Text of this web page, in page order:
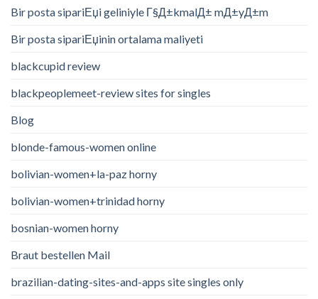
Bir posta sipariЕџi geliniyle Г§Д±kmalД± mД±yД±m
Bir posta sipariЕџinin ortalama maliyeti
blackcupid review
blackpeoplemeet-review sites for singles
Blog
blonde-famous-women online
bolivian-women+la-paz horny
bolivian-women+trinidad horny
bosnian-women horny
Braut bestellen Mail
brazilian-dating-sites-and-apps site singles only